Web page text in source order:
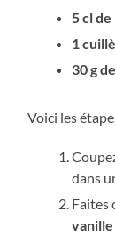
5 cl
1
30 g
Voici les
dans
Faites
vanille